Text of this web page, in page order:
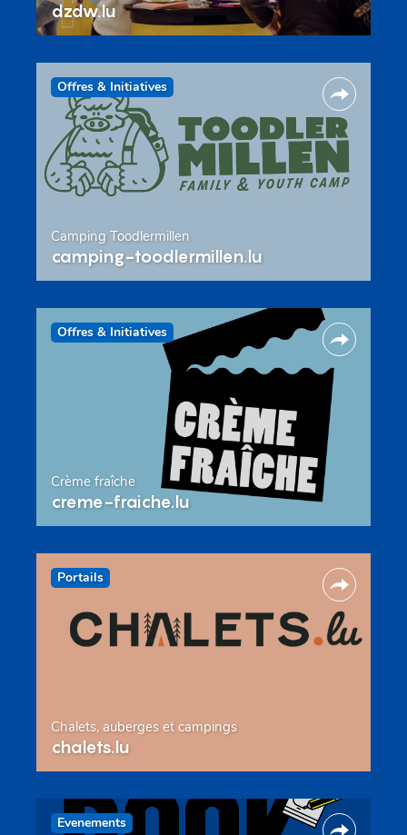
dzdw.lu
Offres & Initiatives
Camping Toodlermillen
camping-toodlermillen.lu
Offres & Initiatives
Crème fraîche
creme-fraiche.lu
Portails
Chalets, auberges et campings
chalets.lu
Evenements